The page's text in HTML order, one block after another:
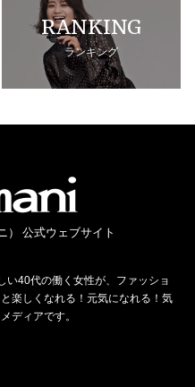
RANKING
ランキング
） 公式ウェブサイト
い40代の働く女性が、ファッショ
楽しくなれる！元気になれる！気
ディアです。